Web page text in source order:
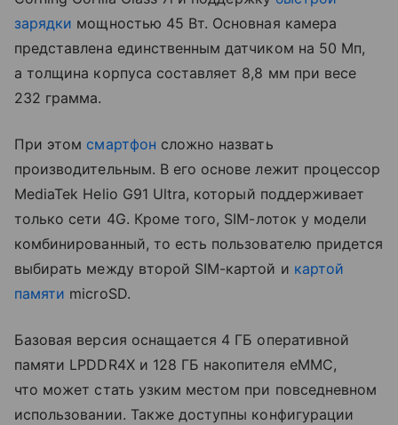
зарядки мощностью 45 Вт. Основная камера
представлена единственным датчиком на 50 Мп,
а толщина корпуса составляет 8,8 мм при весе
232 грамма.
При этом смартфон сложно назвать
производительным. В его основе лежит процессор
MediaTek Helio G91 Ultra, который поддерживает
только сети 4G. Кроме того, SIM-лоток у модели
комбинированный, то есть пользователю придется
выбирать между второй SIM-картой и картой
памяти microSD.
Базовая версия оснащается 4 ГБ оперативной
памяти LPDDR4X и 128 ГБ накопителя eMMC,
что может стать узким местом при повседневном
использовании. Также доступны конфигурации